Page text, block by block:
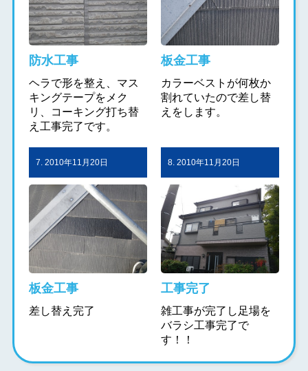
防水工事
ヘラで形を整え、マス
キングテープをメク
リ、コーキング打ち替
え工事完了です。
板金工事
カラーベストが何枚か
割れていたので差し替
えをします。
7. 2010年11月20日
板金工事
差し替え完了
8. 2010年11月20日
工事完了
雑工事が完了し足場を
バラシ工事完了で
す！！